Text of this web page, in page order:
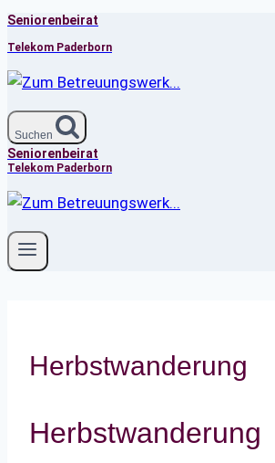
Zum
Inhalt
springen
Seniorenbeirat
Telekom Paderborn
Suchen
Seniorenbeirat
Telekom Paderborn
Herbstwanderung
Herbstwanderung